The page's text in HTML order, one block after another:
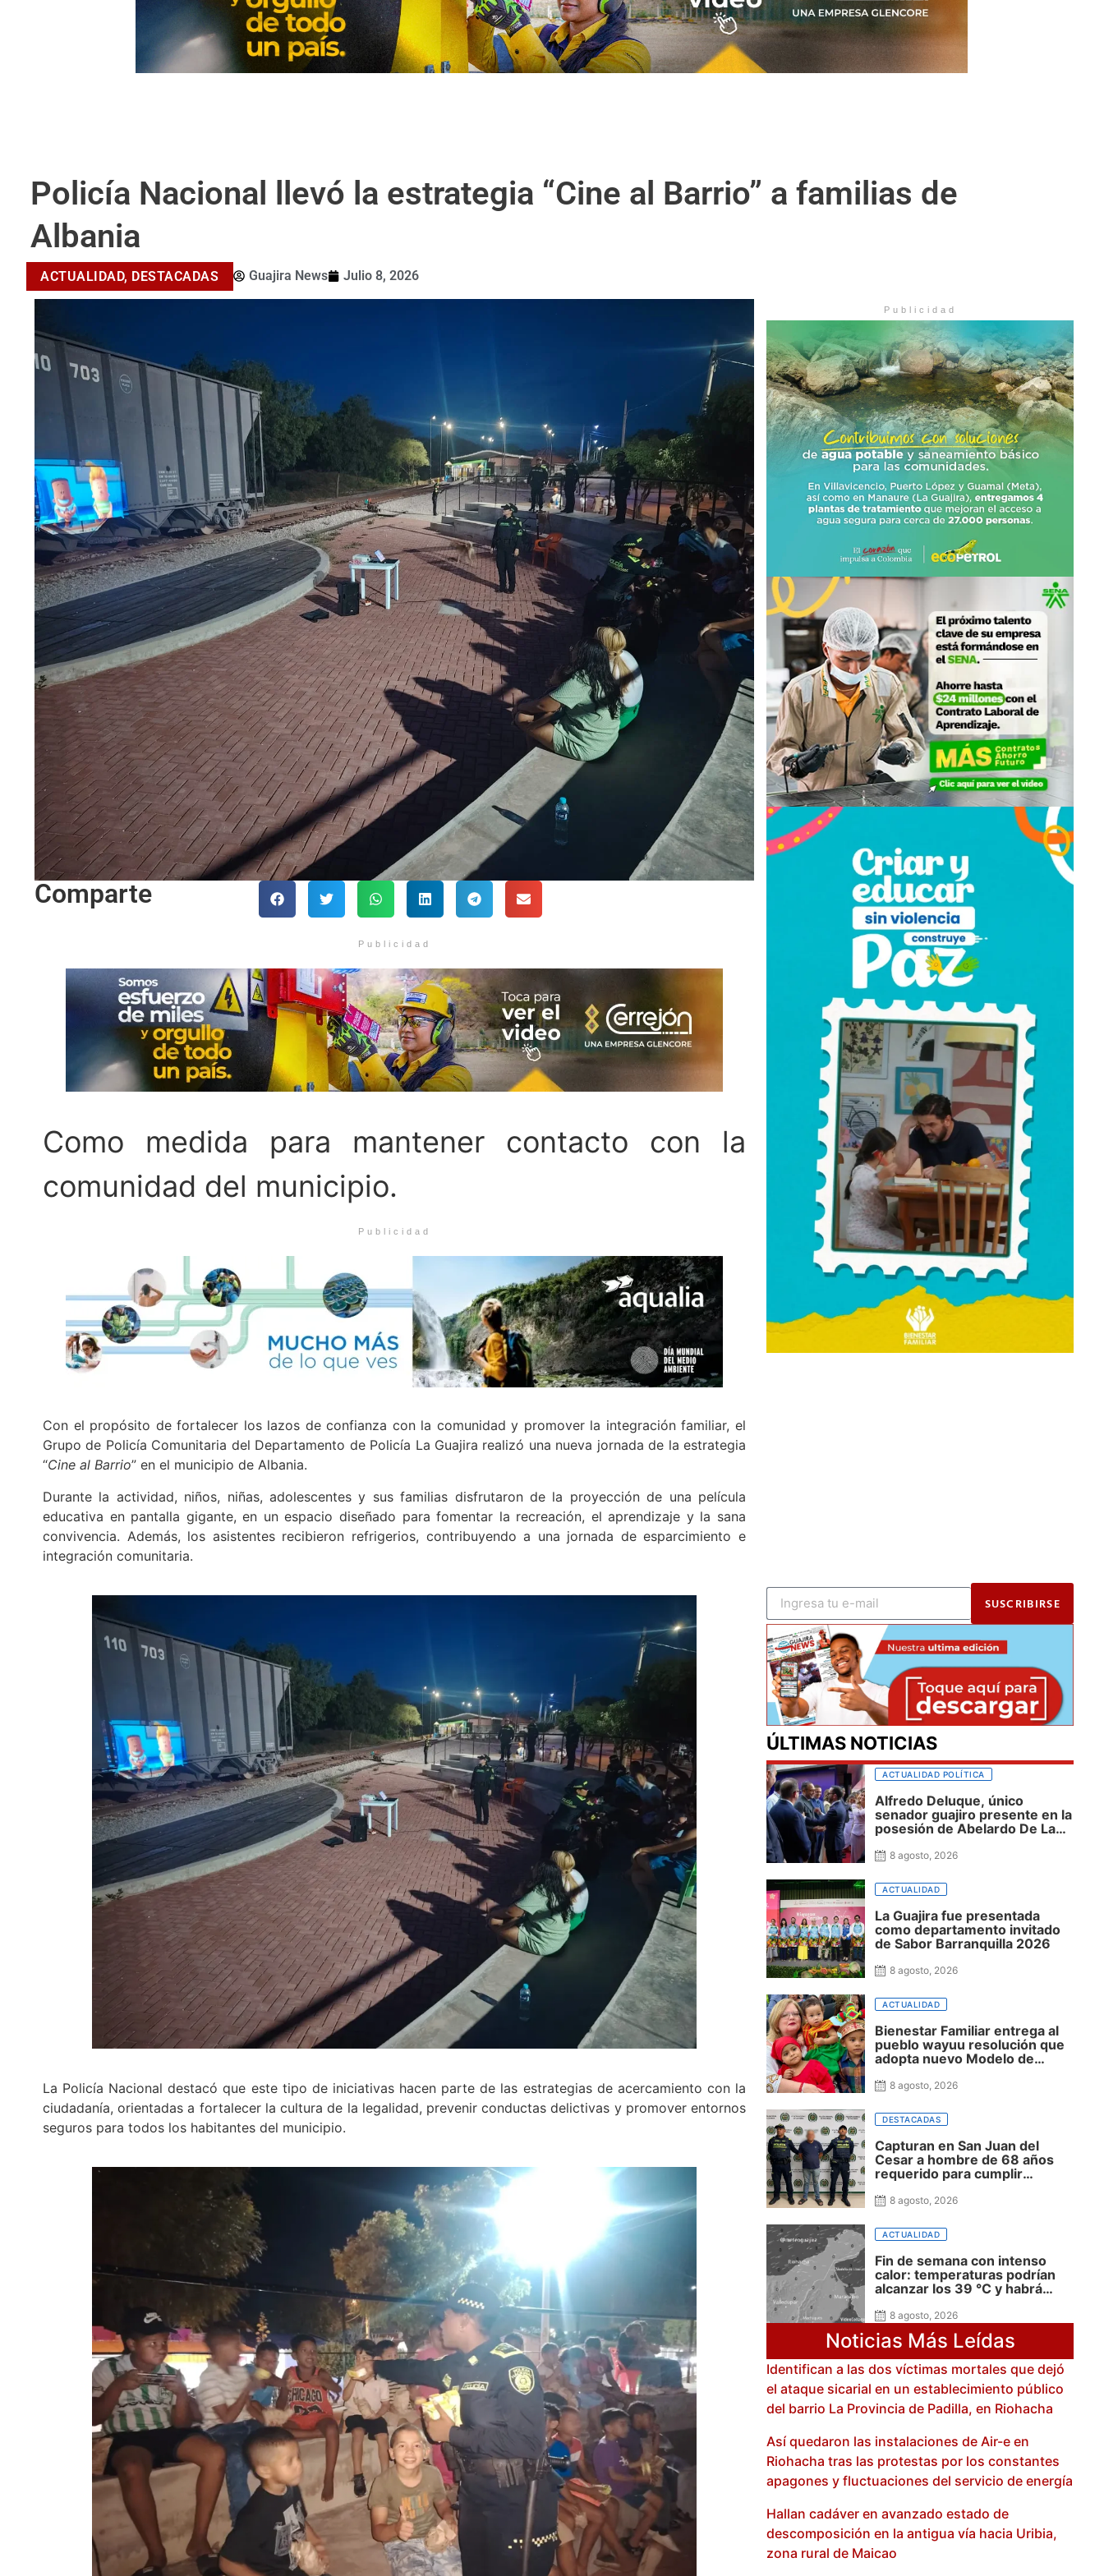
Policía Nacional llevó la estrategia “Cine al Barrio” a familias de
Albania
ACTUALIDAD, DESTACADAS Guajira News Julio 8, 2026
Comparte
Publicidad
Como medida para mantener contacto con la
comunidad del municipio.
Publicidad
Con el propósito de fortalecer los lazos de confianza con la comunidad y promover la integración familiar, el
Grupo de Policía Comunitaria del Departamento de Policía La Guajira realizó una nueva jornada de la estrategia
“Cine al Barrio” en el municipio de Albania.
Durante la actividad, niños, niñas, adolescentes y sus familias disfrutaron de la proyección de una película
educativa en pantalla gigante, en un espacio diseñado para fomentar la recreación, el aprendizaje y la sana
convivencia. Además, los asistentes recibieron refrigerios, contribuyendo a una jornada de esparcimiento e
integración comunitaria.
La Policía Nacional destacó que este tipo de iniciativas hacen parte de las estrategias de acercamiento con la
ciudadanía, orientadas a fortalecer la cultura de la legalidad, prevenir conductas delictivas y promover entornos
seguros para todos los habitantes del municipio.
Publicidad
SUSCRIBIRSE
ÚLTIMAS NOTICIAS
ACTUALIDAD POLÍTICA
Alfredo Deluque, único
senador guajiro presente en la
posesión de Abelardo De La
con el nuevo presidente y
Guajira
8 agosto, 2026
ACTUALIDAD
La Guajira fue presentada
como departamento invitado
de Sabor Barranquilla 2026
8 agosto, 2026
ACTUALIDAD
Bienestar Familiar entrega al
pueblo wayuu resolución que
adopta nuevo Modelo de
8 agosto, 2026
DESTACADAS
Capturan en San Juan del
Cesar a hombre de 68 años
requerido para cumplir
delinquir y tráfico de drogas
8 agosto, 2026
ACTUALIDAD
Fin de semana con intenso
calor: temperaturas podrían
alcanzar los 39 °C y habrá
advierte Meteoguajira
8 agosto, 2026
Noticias Más Leídas
Identifican a las dos víctimas mortales que dejó
el ataque sicarial en un establecimiento público
del barrio La Provincia de Padilla, en Riohacha
Así quedaron las instalaciones de Air-e en
Riohacha tras las protestas por los constantes
apagones y fluctuaciones del servicio de energía
Hallan cadáver en avanzado estado de
descomposición en la antigua vía hacia Uribia,
zona rural de Maicao